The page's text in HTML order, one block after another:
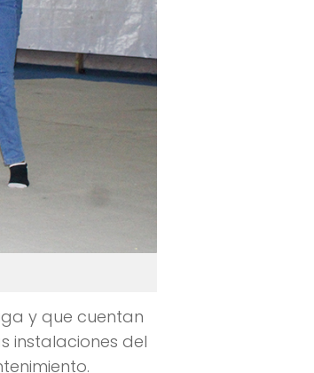
y que cuentan
instalaciones del